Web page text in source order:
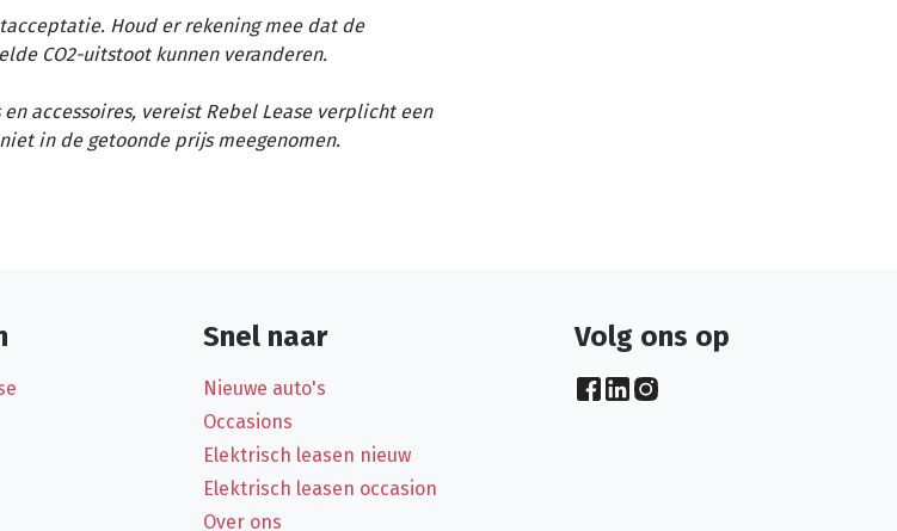
Houd er rekening mee dat de
CO2-uitstoot kunnen veranderen.
accessoires, vereist Rebel Lease verplicht een
in de getoonde prijs meegenomen.
Snel naar
Nieuwe auto's
Occasions
Elektrisch leasen nieuw
Elektrisch leasen occasion
Over ons
Volg ons op